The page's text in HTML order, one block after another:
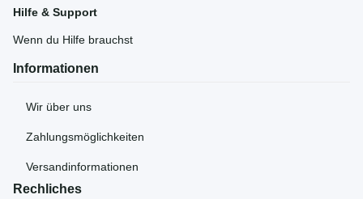
Hilfe & Support
Wenn du Hilfe brauchst
Informationen
Wir über uns
Zahlungsmöglichkeiten
Versandinformationen
Rechliches